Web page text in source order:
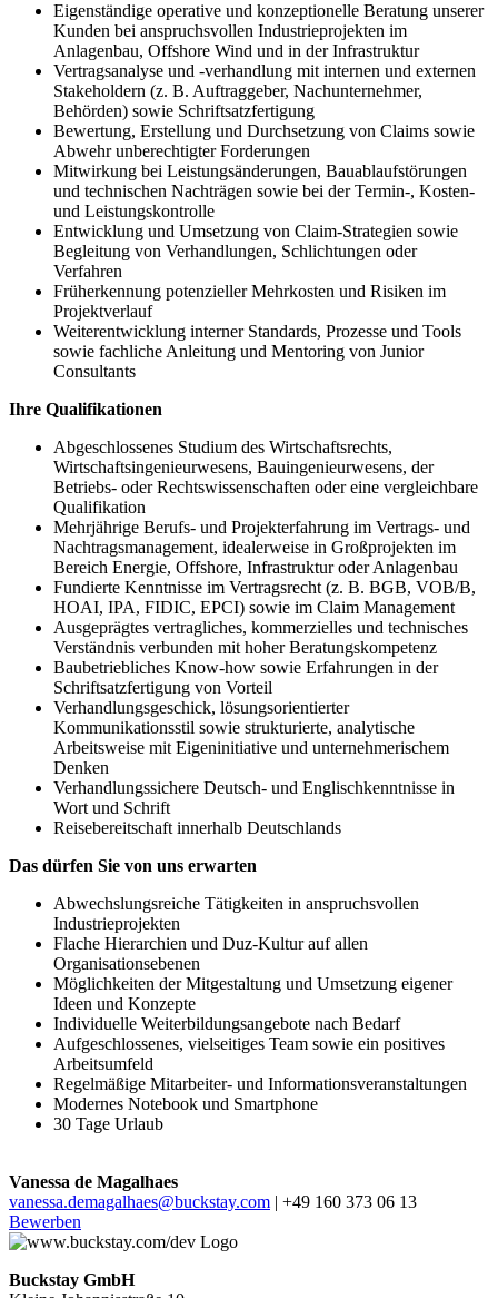
Eigenständige operative und konzeptionelle Beratung unserer
Kunden bei anspruchsvollen Industrieprojekten im
Anlagenbau, Offshore Wind und in der Infrastruktur
Vertragsanalyse und -verhandlung mit internen und externen
Stakeholdern (z. B. Auftraggeber, Nachunternehmer,
Behörden) sowie Schriftsatzfertigung
Bewertung, Erstellung und Durchsetzung von Claims sowie
Abwehr unberechtigter Forderungen
Mitwirkung bei Leistungsänderungen, Bauablaufstörungen
und technischen Nachträgen sowie bei der Termin-, Kosten-
und Leistungskontrolle
Entwicklung und Umsetzung von Claim-Strategien sowie
Begleitung von Verhandlungen, Schlichtungen oder
Verfahren
Früherkennung potenzieller Mehrkosten und Risiken im
Projektverlauf
Weiterentwicklung interner Standards, Prozesse und Tools
sowie fachliche Anleitung und Mentoring von Junior
Consultants
Ihre Qualifikationen
Abgeschlossenes Studium des Wirtschaftsrechts,
Wirtschaftsingenieurwesens, Bauingenieurwesens, der
Betriebs- oder Rechtswissenschaften oder eine vergleichbare
Qualifikation
Mehrjährige Berufs- und Projekterfahrung im Vertrags- und
Nachtragsmanagement, idealerweise in Großprojekten im
Bereich Energie, Offshore, Infrastruktur oder Anlagenbau
Fundierte Kenntnisse im Vertragsrecht (z. B. BGB, VOB/B,
HOAI, IPA, FIDIC, EPCI) sowie im Claim Management
Ausgeprägtes vertragliches, kommerzielles und technisches
Verständnis verbunden mit hoher Beratungskompetenz
Baubetriebliches Know-how sowie Erfahrungen in der
Schriftsatzfertigung von Vorteil
Verhandlungsgeschick, lösungsorientierter
Kommunikationsstil sowie strukturierte, analytische
Arbeitsweise mit Eigeninitiative und unternehmerischem
Denken
Verhandlungssichere Deutsch- und Englischkenntnisse in
Wort und Schrift
Reisebereitschaft innerhalb Deutschlands
Das dürfen Sie von uns erwarten
Abwechslungsreiche Tätigkeiten in anspruchsvollen
Industrieprojekten
Flache Hierarchien und Duz-Kultur auf allen
Organisationsebenen
Möglichkeiten der Mitgestaltung und Umsetzung eigener
Ideen und Konzepte
Individuelle Weiterbildungsangebote nach Bedarf
Aufgeschlossenes, vielseitiges Team sowie ein positives
Arbeitsumfeld
Regelmäßige Mitarbeiter- und Informationsveranstaltungen
Modernes Notebook und Smartphone
30 Tage Urlaub
Vanessa de Magalhaes
vanessa.demagalhaes@​buckstay.com | +49 160 373 06 13
Bewerben
Buckstay GmbH